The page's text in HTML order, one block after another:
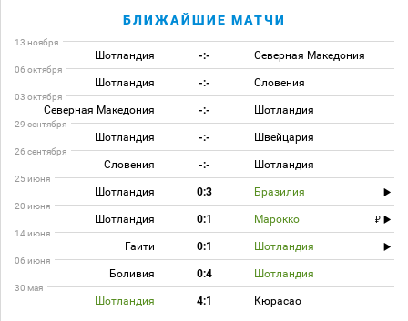
БЛИЖАЙШИЕ МАТЧИ
13 ноября
Шотландия -:- Северная Македония
06 октября
Шотландия -:- Словения
03 октября
Северная Македония -:- Шотландия
29 сентября
Шотландия -:- Швейцария
26 сентября
Словения -:- Шотландия
25 июня
Шотландия 0:3 Бразилия
20 июня
Шотландия 0:1 Марокко
14 июня
Гаити 0:1 Шотландия
06 июня
Боливия 0:4 Шотландия
30 мая
Шотландия 4:1 Кюрасао